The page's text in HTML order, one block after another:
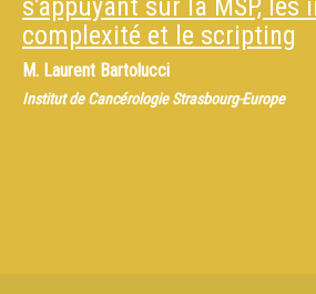
s'appuyant sur la MSP, les
complexité et le scripting
M. Laurent Bartolucci
Institut de Cancérologie Strasbourg-Europe